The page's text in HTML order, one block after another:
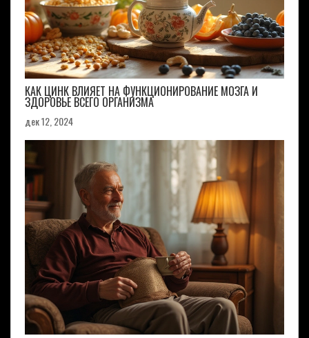
КАК ЦИНК ВЛИЯЕТ НА ФУНКЦИОНИРОВАНИЕ МОЗГА И
ЗДОРОВЬЕ ВСЕГО ОРГАНИЗМА
дек 12, 2024